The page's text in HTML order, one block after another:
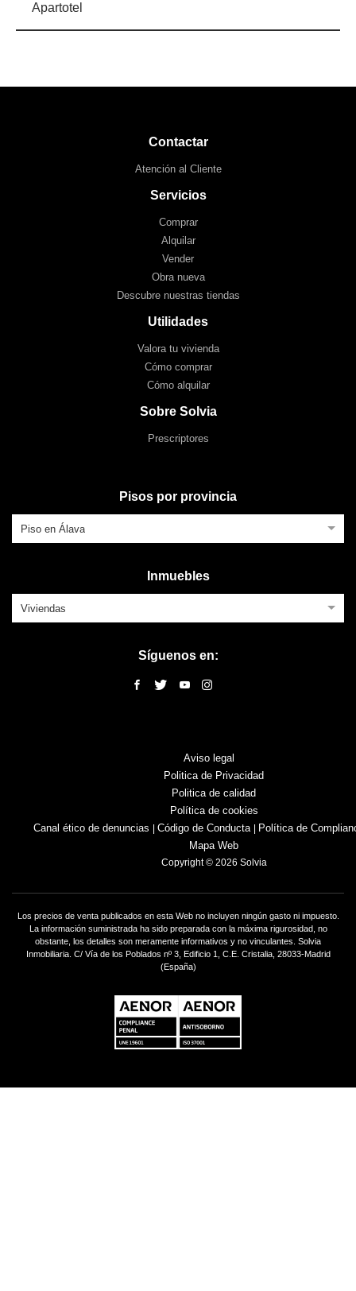
Apartotel
Contactar
Atención al Cliente
Servicios
Comprar
Alquilar
Vender
Obra nueva
Descubre nuestras tiendas
Utilidades
Valora tu vivienda
Cómo comprar
Cómo alquilar
Sobre Solvia
Prescriptores
Pisos por provincia
Piso en Álava
Inmuebles
Viviendas
Síguenos en:
Aviso legal
Politica de Privacidad
Politica de calidad
Política de cookies
Canal ético de denuncias
Código de Conducta
Política de
Mapa Web
Copyright © 2026 Solvia
Los precios de venta publicados en esta Web no incluyen ningún gasto ni impuesto.
La información suministrada ha sido preparada con la máxima rigurosidad, no
obstante, los detalles son meramente informativos y no vinculantes. Solvia
Inmobiliaria. C/ Vía de los Poblados nº 3, Edificio 1, C.E. Cristalia, 28033-Madrid
(España)